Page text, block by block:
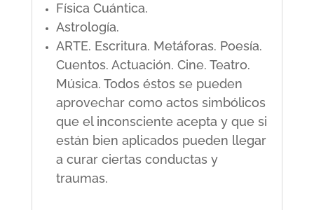
Física Cuántica.
Astrología.
ARTE. Escritura. Metáforas. Poesía.
Cuentos. Actuación. Cine. Teatro.
Música. Todos éstos se pueden
aprovechar como actos simbólicos
que el inconsciente acepta y que si
están bien aplicados pueden llegar
a curar ciertas conductas y
traumas.